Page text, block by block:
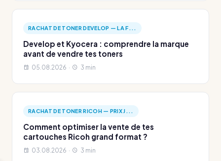
RACHAT DE TONER DEVELOP — LA F...
Develop et Kyocera : comprendre la marque
avant de vendre tes toners
05.08.2026 · 3 min
RACHAT DE TONER RICOH — PRIX J...
Comment optimiser la vente de tes
cartouches Ricoh grand format ?
03.08.2026 · 3 min